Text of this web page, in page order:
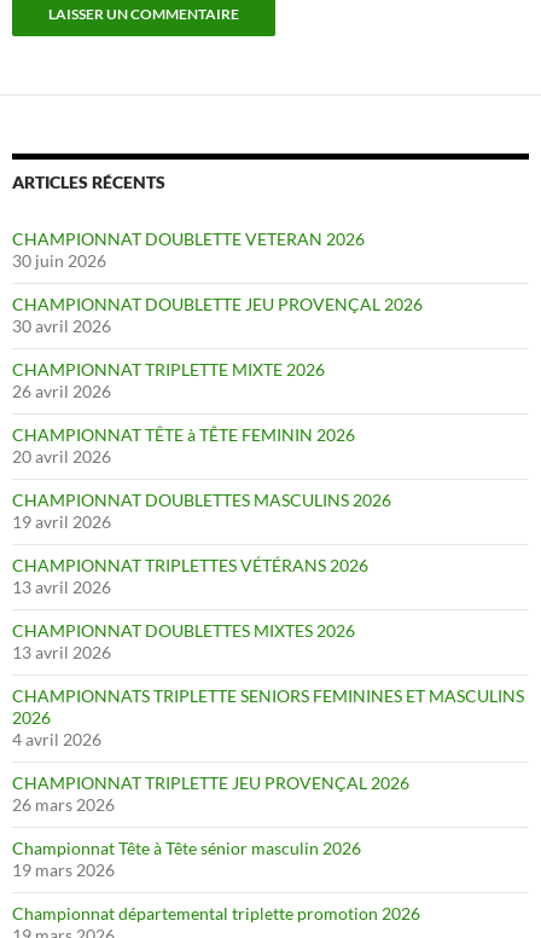
ARTICLES RÉCENTS
CHAMPIONNAT DOUBLETTE VETERAN 2026
30 juin 2026
CHAMPIONNAT DOUBLETTE JEU PROVENÇAL 2026
30 avril 2026
CHAMPIONNAT TRIPLETTE MIXTE 2026
26 avril 2026
CHAMPIONNAT TÊTE à TÊTE FEMININ 2026
20 avril 2026
CHAMPIONNAT DOUBLETTES MASCULINS 2026
19 avril 2026
CHAMPIONNAT TRIPLETTES VÉTÉRANS 2026
13 avril 2026
CHAMPIONNAT DOUBLETTES MIXTES 2026
13 avril 2026
CHAMPIONNATS TRIPLETTE SENIORS FEMININES ET MASCULINS
2026
4 avril 2026
CHAMPIONNAT TRIPLETTE JEU PROVENÇAL 2026
26 mars 2026
Championnat Tête à Tête sénior masculin 2026
19 mars 2026
Championnat départemental triplette promotion 2026